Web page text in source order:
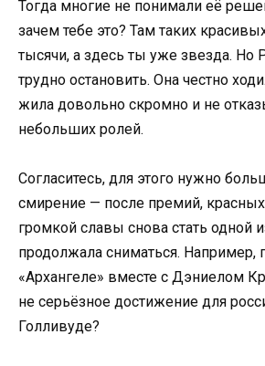
Тогда многие не понимали её
зачем тебе это? Там таких
тысячи, а здесь ты уже звезда. Но
трудно остановить. Она честно
жила довольно скромно и не
небольших ролей.
Согласитесь, для этого нужно
смирение — после премий,
громкой славы снова стать одной
продолжала сниматься. Например,
«Архангеле» вместе с Дэниелом
не серьёзное достижение для
Голливуде?